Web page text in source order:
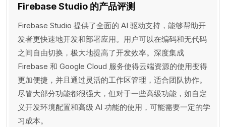
Firebase Studio 的产品评测
Firebase Studio 提供了全面的 AI 驱动支持，能够帮助开
发者更快速地开发和部署应用。用户可以在编码和无代码
之间自由切换，极大地提高了开发效率。深度集成
Firebase 和 Google Cloud 服务使得云端资源的使用变得
更加便捷，并且通过灵活的工作区管理，适合团队协作。
尽管大部分功能都很强大，但对于一些高级功能，如自定
义开发环境配置和高级 AI 功能的使用，可能需要一定的学
习成本。